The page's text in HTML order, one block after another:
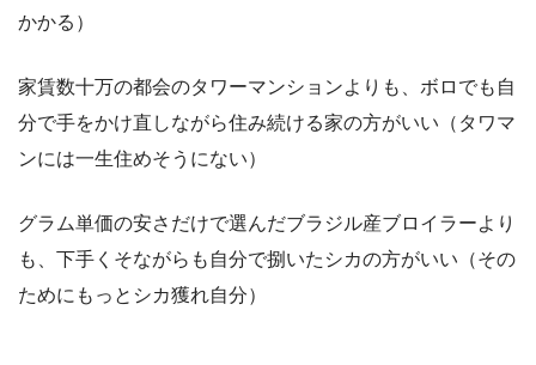
かかる）
家賃数十万の都会のタワーマンションよりも、ボロでも自
分で手をかけ直しながら住み続ける家の方がいい（タワマ
ンには一生住めそうにない）
グラム単価の安さだけで選んだブラジル産ブロイラーより
も、下手くそながらも自分で捌いたシカの方がいい（その
ためにもっとシカ獲れ自分）